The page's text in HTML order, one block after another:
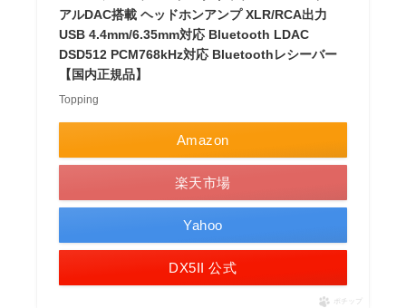
アルDAC搭載 ヘッドホンアンプ XLR/RCA出力
USB 4.4mm/6.35mm対応 Bluetooth LDAC
DSD512 PCM768kHz対応 Bluetoothレシーバー
【国内正規品】
Topping
Amazon
楽天市場
Yahoo
DX5II 公式
ポチップ